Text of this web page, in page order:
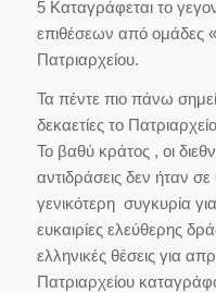
5 Καταγράφεται το
επιθέσεων από ομάδες
Πατριαρχείου.
Τα πέντε πιο πάνω
δεκαετίες το
Το βαθύ κράτος , οι
αντιδράσεις δεν ήταν
γενικότερη συγκυρία
ευκαιρίες ελεύθερης
ελληνικές θέσεις για
Πατριαρχείου